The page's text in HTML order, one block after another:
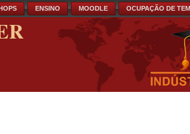
ENSINO MOODLE OCUPAÇÃO DE